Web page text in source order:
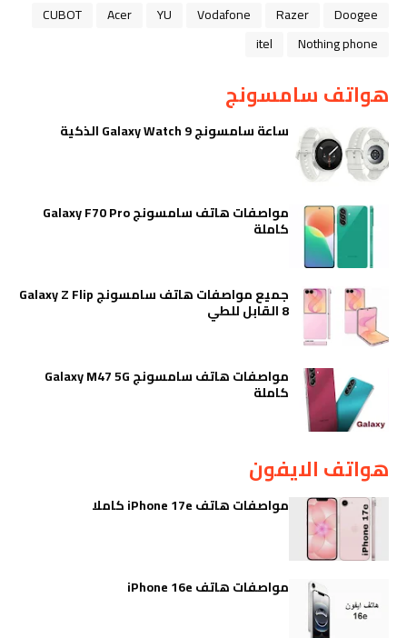
Doogee
Razer
Vodafone
YU
Acer
CUBOT
Nothing phone
itel
هواتف سامسونج
ساعة سامسونج Galaxy Watch 9 الذكية
مواصفات هاتف سامسونج Galaxy F70 Pro
كاملة
جميع مواصفات هاتف سامسونج Galaxy Z Flip
8 القابل للطي
مواصفات هاتف سامسونج Galaxy M47 5G
كاملة
هواتف الايفون
مواصفات هاتف iPhone 17e كاملا
مواصفات هاتف iPhone 16e